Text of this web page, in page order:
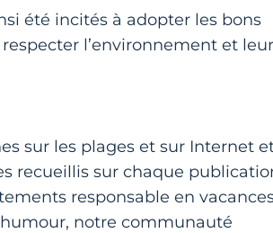
été incités à adopter les bons
l’environnement et leur
sur les plages et sur Internet
recueillis sur chaque
responsable en
notre communauté